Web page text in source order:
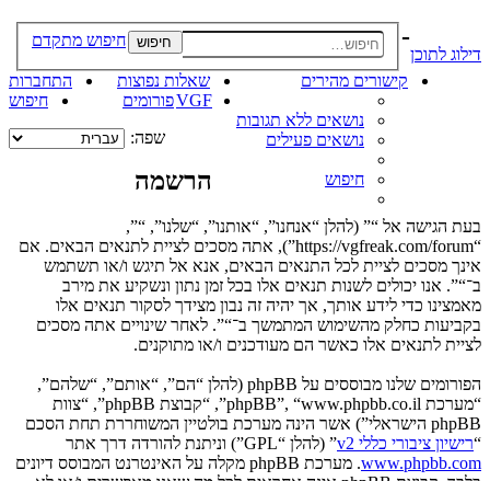
דילוג לתוכן
חיפוש חיפוש מתקדם
קישורים מהירים
נושאים ללא תגובות
נושאים פעילים
חיפוש
שאלות נפוצות
התחברות
VGFפורומים
חיפוש
שפה:
-
הרשמה
בעת הגישה אל “” (להלן “אנחנו”, “אותנו”, “שלנו”, “”,
“https://vgfreak.com/forum”), אתה מסכים לציית לתנאים הבאים. אם
אינך מסכים לציית לכל התנאים הבאים, אנא אל תיגש ו/או תשתמש
ב־“”. אנו יכולים לשנות תנאים אלו בכל זמן נתון ונשקיע את מירב
מאמצינו כדי לידע אותך, אך יהיה זה נבון מצידך לסקור תנאים אלו
בקביעות כחלק מהשימוש המתמשך ב־“”. לאחר שינויים אתה מסכים
לציית לתנאים אלו כאשר הם מעודכנים ו/או מתוקנים.
הפורומים שלנו מבוססים על phpBB (להלן “הם”, “אותם”, “שלהם”,
“מערכת phpBB”, “www.phpbb.co.il”, “קבוצת phpBB”, “צוות
phpBB הישראלי”) אשר הינה מערכת בולטיין המשוחררת תחת הסכם
“רישיון ציבורי כללי v2
” (להלן “GPL”) וניתנת להורדה דרך אתר
www.phpbb.com
. מערכת phpBB מקלה על האינטרנט המבוסס דיונים